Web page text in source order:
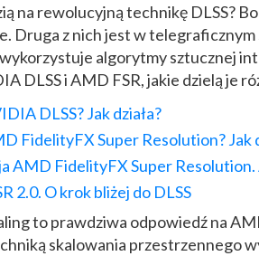
na rewolucyjną technikę DLSS?
Druga z nich jest w
algorytmy sztucznej
DLSS i AMD FSR, jakie dzielą je
DLSS? Jak działa?
FidelityFX Super Resolution? Jak
AMD FidelityFX Super
2.0. O krok bliżej do DLSS
to prawdziwa odpowiedź na
skalowania przestrzennego